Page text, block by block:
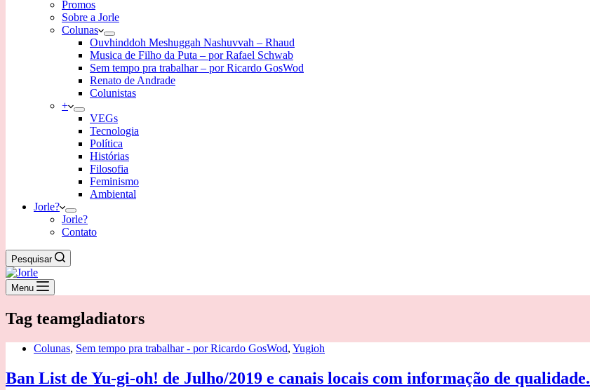
Promos
Sobre a Jorle
Colunas
Ouvhinddoh Meshuggah Nashuvvah – Rhaud
Musica de Filho da Puta – por Rafael Schwab
Sem tempo pra trabalhar – por Ricardo GosWod
Renato de Andrade
Colunistas
+
VEGs
Tecnologia
Política
Histórias
Filosofia
Feminismo
Ambiental
Jorle?
Jorle?
Contato
Pesquisar
Menu
Tag teamgladiators
Colunas, Sem tempo pra trabalhar - por Ricardo GosWod, Yugioh
Ban List de Yu-gi-oh! de Julho/2019 e canais locais com informação de qualidade.